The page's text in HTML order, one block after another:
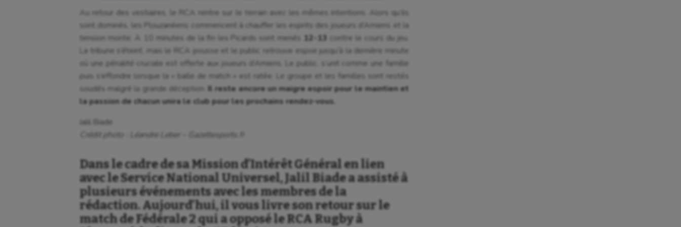
Au retour des vestiaires, le RCA rentre sur le terrain avec les mêmes intentions. Alors qu’ils
sont dominés, les Plouzanéens commencent à chauffer les esprits des joueurs d’Amiens et la
tension monte. A 10 minutes de la fin les Picards sont menés 12-13
contre le cours du jeu.
La tribune s’éteint, mais le RCA pousse et le public retrouve espoir jusqu’à la dernière minute
où une pénalité cruciale est offerte aux joueurs d’Amiens. Le public, s’unit comme une famille
puis s’effondre lorsque la « balle de match » est ratée. Le groupe et les familles sont restés
soudés malgré la grande déception. Il reste encore un maigre espoir pour le maintien et
la passion de chacun unira le club pour les prochains rendez-vous.
Jalil Biade
Crédit photo : Léandre Leber – Gazettesports.fr
Dans le cadre de sa Mission d’Intérêt Général en lien
avec le Service National Universel, Jalil Biade a assisté à
plusieurs événements avec les membres de la
rédaction. Aujourd’hui, il vous livre son retour sur le
match de Fédérale 2 qui a opposé le RCA Rugby à